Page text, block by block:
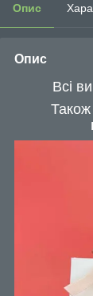
Опис
Опис
Всі